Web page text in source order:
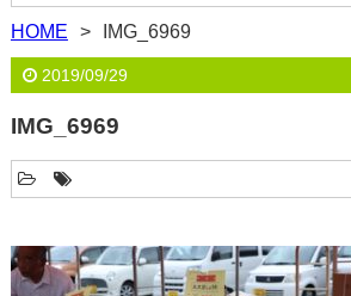
HOME IMG_6969
2019/09/29
IMG_6969